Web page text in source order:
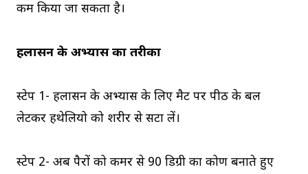
कम किया जा सकता है।
हलासन के अभ्यास का तरीका
स्टेप 1- हलासन के अभ्यास के लिए मैट पर पीठ के बल
लेटकर हथेलियो को शरीर से सटा लें।
स्टेप 2- अब पैरों को कमर से 90 डिग्री का कोण बनाते हुए